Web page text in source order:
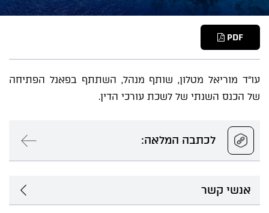
PDF
עו"ד מוריאל מטלון, שותף מנהל, השתתף בפאנל הפתיחה
של הכנס השנתי של לשכת עורכי הדין.
לכתבה המלאה:
אנשי קשר